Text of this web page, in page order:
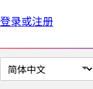
登录或注册
切
换